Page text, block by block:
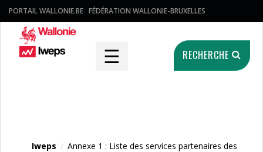
PORTAIL WALLONIE.BE FÉDÉRATION WALLONIE-BRUXELLES
☰ RECHERCHE
Iweps / Annexe 1 : Liste des services partenaires des